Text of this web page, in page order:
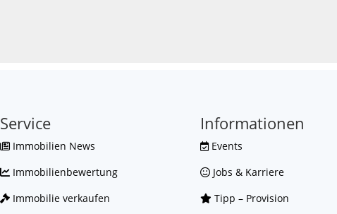
Service
Immobilien News
Immobilienbewertung
Immobilie verkaufen
Informationen
Events
Jobs & Karriere
Tipp – Provision